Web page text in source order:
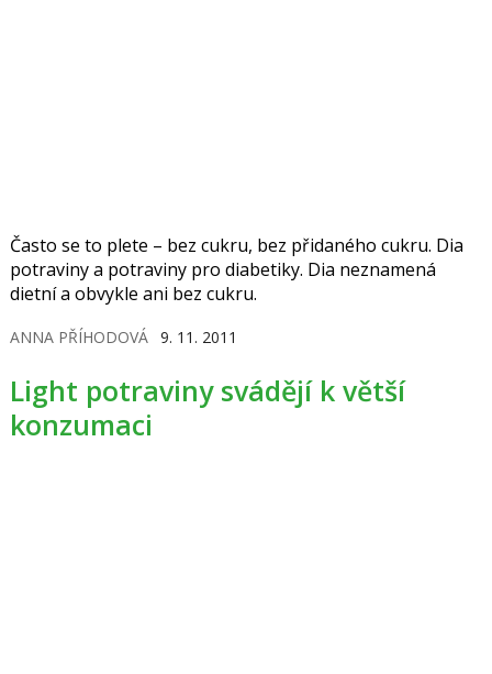
Často se to plete – bez cukru, bez přidaného cukru. Dia
potraviny a potraviny pro diabetiky. Dia neznamená
dietní a obvykle ani bez cukru.
ANNA PŘÍHODOVÁ 9. 11. 2011
Light potraviny svádějí k větší
konzumaci